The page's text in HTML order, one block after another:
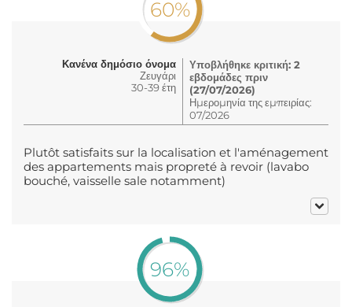
60%
Κανένα δημόσιο όνομα
Ζευγάρι
30-39 έτη
Υποβλήθηκε κριτική: 2
εβδομάδες πριν
(27/07/2026)
Ημερομηνία της εμπειρίας:
07/2026
Plutôt satisfaits sur la localisation et l'aménagement
des appartements mais propreté à revoir (lavabo
bouché, vaisselle sale notamment)
96%